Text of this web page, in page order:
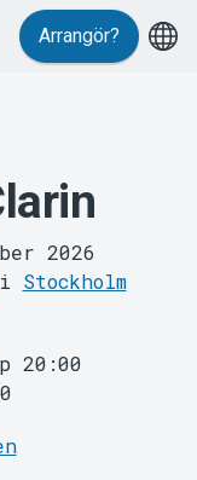
Arrangör?
2026
Stockholm
20:00